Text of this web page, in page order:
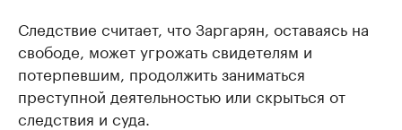
Следствие считает, что Заргарян, оставаясь на
свободе, может угрожать свидетелям и
потерпевшим, продолжить заниматься
преступной деятельностью или скрыться от
следствия и суда.